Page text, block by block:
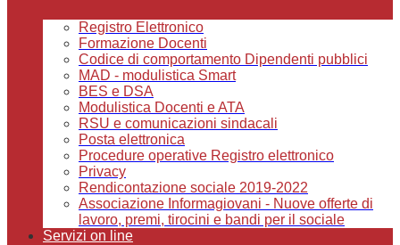
Registro Elettronico
Formazione Docenti
Codice di comportamento Dipendenti pubblici
MAD - modulistica Smart
BES e DSA
Modulistica Docenti e ATA
RSU e comunicazioni sindacali
Posta elettronica
Procedure operative Registro elettronico
Privacy
Rendicontazione sociale 2019-2022
Associazione Informagiovani - Nuove offerte di
lavoro, premi, tirocini e bandi per il sociale
Servizi on line